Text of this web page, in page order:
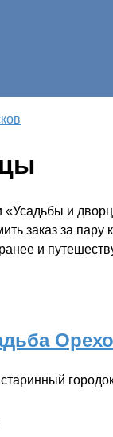
«Усадьбы и
заказ за
и